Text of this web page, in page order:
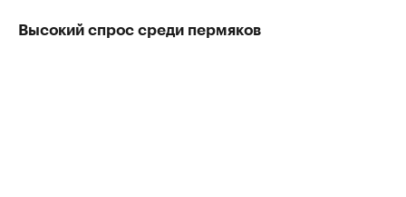
Высокий спрос среди пермяков